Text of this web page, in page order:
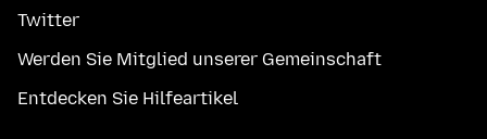
Twitter
Werden Sie Mitglied unserer Gemeinschaft
Entdecken Sie Hilfeartikel